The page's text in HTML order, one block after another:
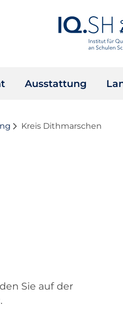
Ausstattung
Kreis Dithmarschen
Sie auf der
.